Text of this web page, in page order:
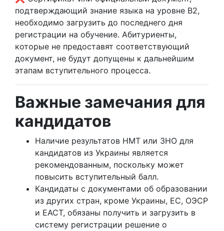
подтверждающий знание языка на уровне B2,
необходимо загрузить до последнего дня
регистрации на обучение. Абитуриенты,
которые не предоставят соответствующий
документ, не будут допущены к дальнейшим
этапам вступительного процесса.
Важные замечания для
кандидатов
Наличие результатов НМТ или ЗНО для
кандидатов из Украины является
рекомендованным, поскольку может
повысить вступительный балл.
Кандидаты с документами об образовании
из других стран, кроме Украины, ЕС, ОЭСР
и ЕАСТ, обязаны получить и загрузить в
систему регистрации решение о